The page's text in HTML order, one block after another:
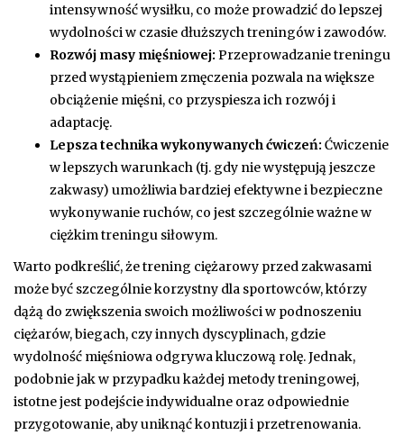
intensywność wysiłku, co może prowadzić do lepszej
wydolności w czasie dłuższych treningów i zawodów.
Rozwój masy mięśniowej: Przeprowadzanie treningu
przed wystąpieniem zmęczenia pozwala na większe
obciążenie mięśni, co przyspiesza ich rozwój i
adaptację.
Lepsza technika wykonywanych ćwiczeń: Ćwiczenie
w lepszych warunkach (tj. gdy nie występują jeszcze
zakwasy) umożliwia bardziej efektywne i bezpieczne
wykonywanie ruchów, co jest szczególnie ważne w
ciężkim treningu siłowym.
Warto podkreślić, że trening ciężarowy przed zakwasami
może być szczególnie korzystny dla sportowców, którzy
dążą do zwiększenia swoich możliwości w podnoszeniu
ciężarów, biegach, czy innych dyscyplinach, gdzie
wydolność mięśniowa odgrywa kluczową rolę. Jednak,
podobnie jak w przypadku każdej metody treningowej,
istotne jest podejście indywidualne oraz odpowiednie
przygotowanie, aby uniknąć kontuzji i przetrenowania.